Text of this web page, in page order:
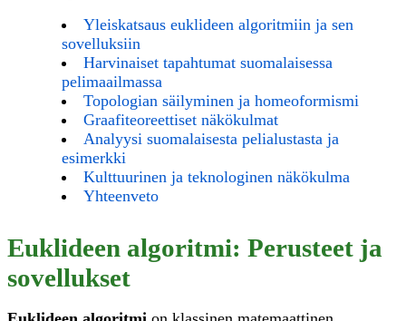
Yleiskatsaus euklideen algoritmiin ja sen
sovelluksiin
Harvinaiset tapahtumat suomalaisessa
pelimaailmassa
Topologian säilyminen ja homeoformismi
Graafiteoreettiset näkökulmat
Analyysi suomalaisesta pelialustasta ja
esimerkki
Kulttuurinen ja teknologinen näkökulma
Yhteenveto
Euklideen algoritmi: Perusteet ja
sovellukset